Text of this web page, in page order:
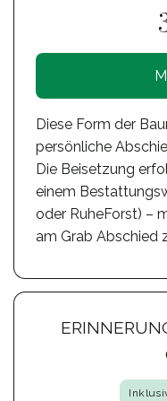
Diese Form der
persönliche
Die Beisetzung
einem
oder RuheForst) –
am Grab Abschied